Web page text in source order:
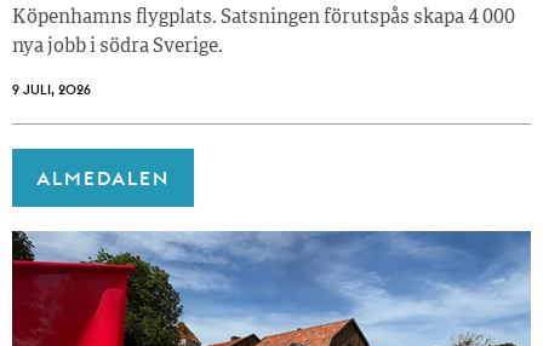
Köpenhamns flygplats. Satsningen förutspås skapa 4 000
nya jobb i södra Sverige.
9 JULI, 2026
ALMEDALEN